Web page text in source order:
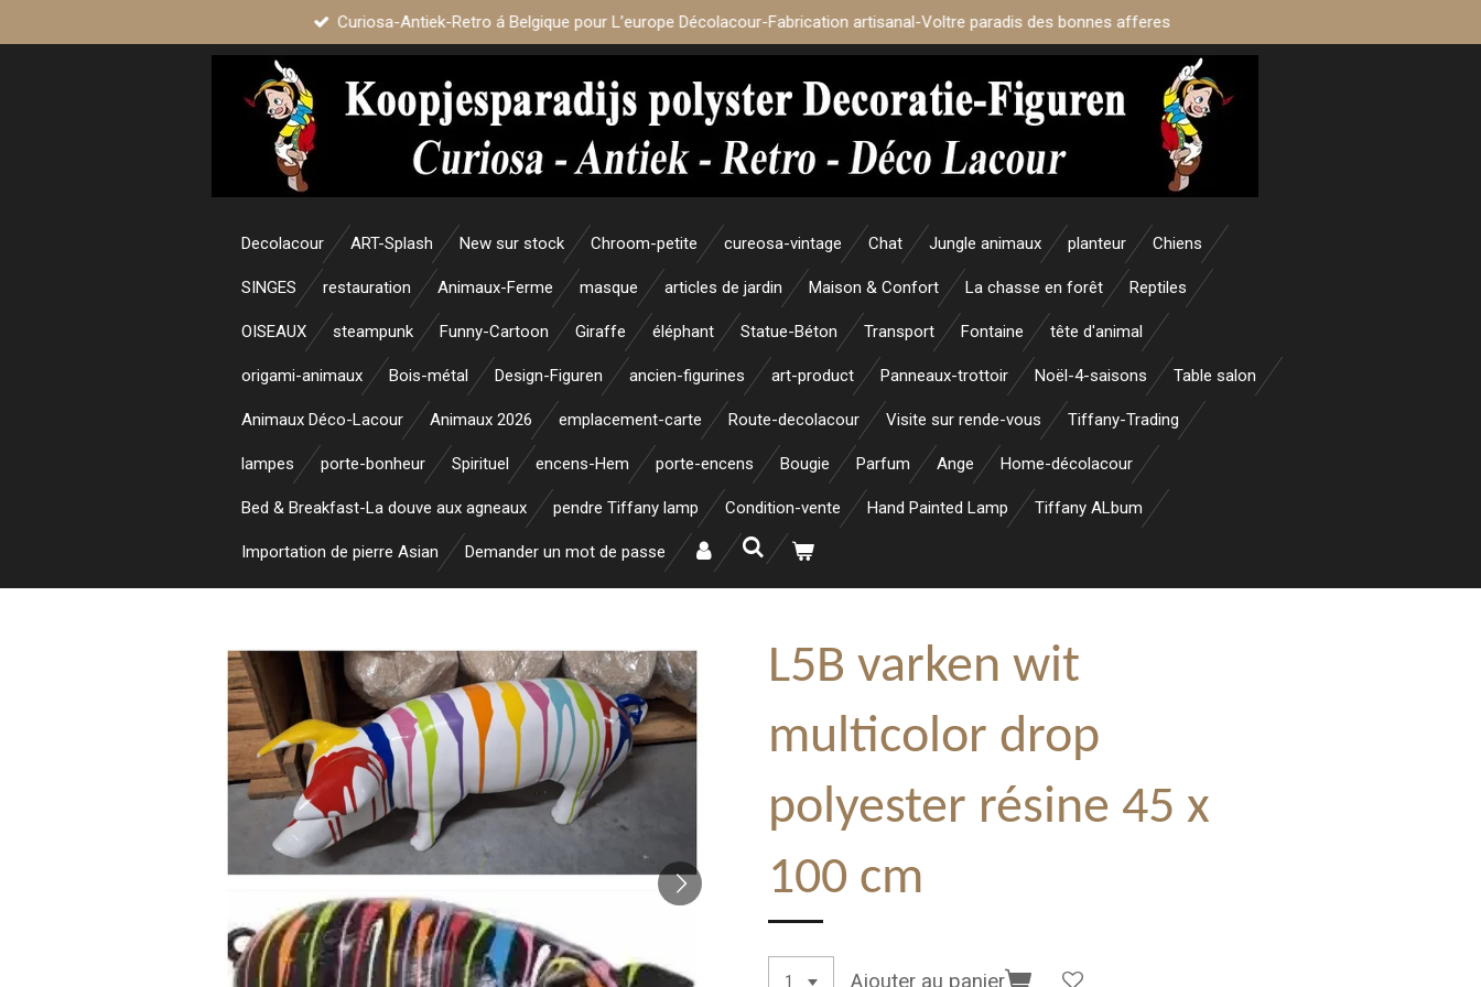
Curiosa-Antiek-Retro á Belgique pour L’europe Décolacour-Fabrication artisanal-Voltre paradis des bonnes afferes
Decolacour ART-Splash New sur stock Chroom-petite cureosa-vintage Chat Jungle animaux planteur Chiens
SINGES restauration Animaux-Ferme masque articles de jardin Maison & Confort La chasse en forêt Reptiles
OISEAUX steampunk Funny-Cartoon Giraffe éléphant Statue-Béton Transport Fontaine tête d'animal
origami-animaux Bois-métal Design-Figuren ancien-figurines art-product Panneaux-trottoir Noël-4-saisons Table salon
Animaux Déco-Lacour Animaux 2026 emplacement-carte Route-decolacour Visite sur rende-vous Tiffany-Trading
lampes porte-bonheur Spirituel encens-Hem porte-encens Bougie Parfum Ange Home-décolacour
Bed & Breakfast-La douve aux agneaux pendre Tiffany lamp Condition-vente Hand Painted Lamp Tiffany ALbum
Importation de pierre Asian Demander un mot de passe
L5B varken wit
multicolor drop
polyester résine 45 x
100 cm
Ajouter au panier